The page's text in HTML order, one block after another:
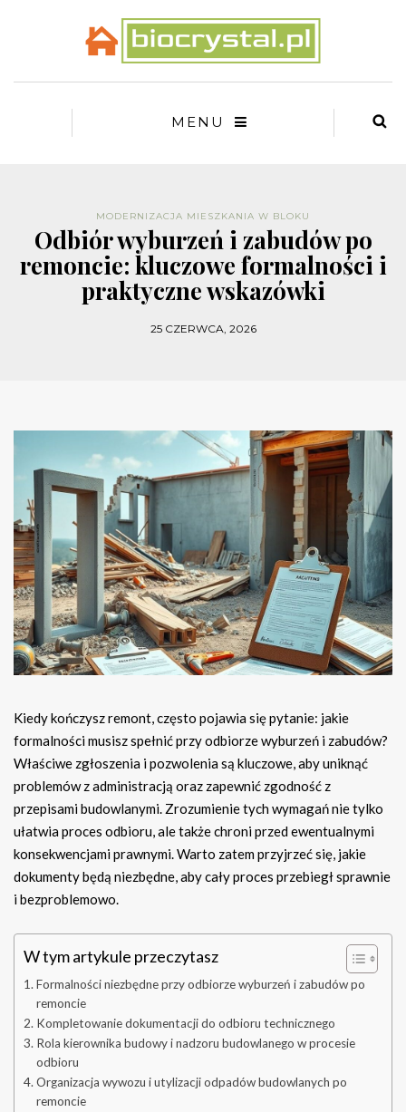
MENU
MODERNIZACJA MIESZKANIA W BLOKU
Odbiór wyburzeń i zabudów po
remoncie: kluczowe formalności i
praktyczne wskazówki
25 CZERWCA, 2026
Kiedy kończysz remont, często pojawia się pytanie: jakie
formalności musisz spełnić przy odbiorze wyburzeń i zabudów?
Właściwe zgłoszenia i pozwolenia są kluczowe, aby uniknąć
problemów z administracją oraz zapewnić zgodność z
przepisami budowlanymi. Zrozumienie tych wymagań nie tylko
ułatwia proces odbioru, ale także chroni przed ewentualnymi
konsekwencjami prawnymi. Warto zatem przyjrzeć się, jakie
dokumenty będą niezbędne, aby cały proces przebiegł sprawnie
i bezproblemowo.
W tym artykule przeczytasz
Formalności niezbędne przy odbiorze wyburzeń i zabudów po
remoncie
Kompletowanie dokumentacji do odbioru technicznego
Rola kierownika budowy i nadzoru budowlanego w procesie
odbioru
Organizacja wywozu i utylizacji odpadów budowlanych po
remoncie